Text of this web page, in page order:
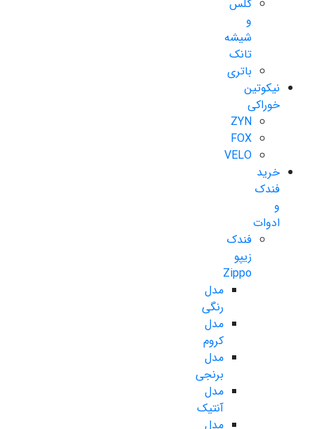
گلس
و
شیشه
تانک
باتری
نیکوتین
خوراکی
ZYN
FOX
VELO
خرید
فندک
و
ادوات
فندک
زیپو
Zippo
مدل
رنگی
مدل
کروم
مدل
برنجی
مدل
آنتیک
مدل